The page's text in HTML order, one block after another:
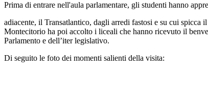
Prima di entrare nell'aula parlamentare, gli studenti hanno
adiacente, il Transatlantico, dagli arredi fastosi e su cui
Montecitorio ha poi accolto i liceali che hanno ricevuto il
Parlamento e dell’iter legislativo.
Di seguito le foto dei momenti salienti della visita: